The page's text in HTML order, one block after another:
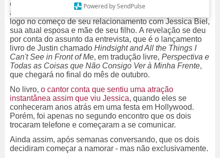
Powered by SendPulse
entrevista ao
Radar Online!Segundo portal norte-
americano, o cantor contou que saiu com outras pessoas
logo no começo de seu relacionamento com Jessica Biel,
sua atual esposa e mãe de seu filho. A revelação se deu
por conta do assunto da entrevista, que é o lançamento
livro de Justin chamado Hindsight and All the Things I
Can't See in Front of Me, em tradução livre, Perspectiva e
Todas as Coisas que Não Consigo Ver à Minha Frente,
que chegará no final do mês de outubro.
No livro, o cantor conta que sentiu uma atração
instantânea assim que viu Jessica, quando eles se
conheceram anos atrás em uma festa em Hollywood.
Porém, foi apenas no segundo encontro que os dois
trocaram telefone e começaram a se comunicar.
Ainda assim, após semanas conversando, que os dois
decidiram começar a namorar - mas não exclusivamente.